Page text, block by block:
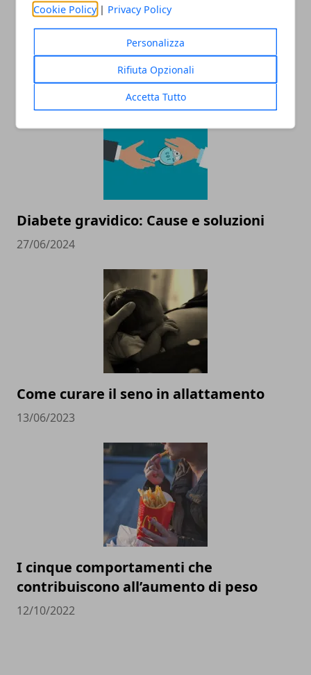
Cookie Policy | Privacy Policy
Personalizza
Rifiuta Opzionali
Accetta Tutto
ARTICOLI CORRELATI
Diabete gravidico: Cause e soluzioni
27/06/2024
Come curare il seno in allattamento
13/06/2023
I cinque comportamenti che
contribuiscono all’aumento di peso
12/10/2022